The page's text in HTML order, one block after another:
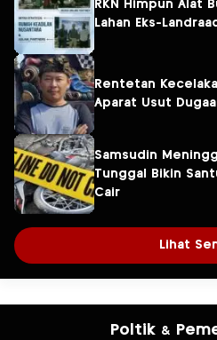
RKN Himpun Alat
Lahan Eks-
Rentetan
Aparat Usut
Samsudin
Tunggal Bikin
Cair
Lihat
Poltik &